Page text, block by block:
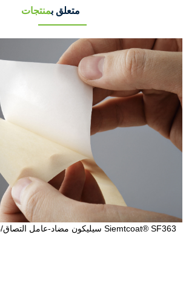
متعلق بمنتجات
سيليكون مضاد-عامل التصاق/طلاء إطلاق السيليكون Siemtcoat® SF363